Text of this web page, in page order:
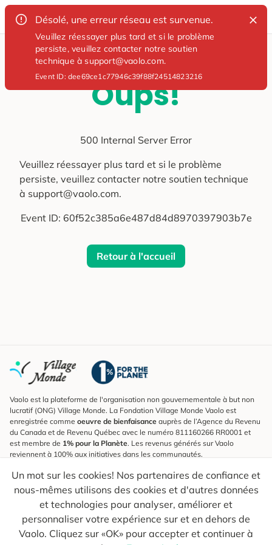
Désolé, une erreur réseau est survenue.
Veuillez réessayer plus tard et si le problème
persiste, veuillez contacter notre soutien
technique à support@vaolo.com.
Event ID:dee69ce1c77946c39f88f24514823216
Oups!
500 Internal Server Error
Veuillez réessayer plus tard et si le problème
persiste, veuillez contacter notre soutien technique
à support@vaolo.com.
Event ID: 60f52c385a6e487d84d8970397903b7e
Retour à l'accueil
Un mot sur les cookies! Nos partenaires de confiance et
nous-mêmes utilisons des cookies et d'autres données
et technologies pour analyser, améliorer et
personnaliser votre expérience sur et en dehors de
Vaolo. Cliquez sur «OK» pour accepter et continuer à
Vaolo est la plateforme de l'organisation non gouvernementale à but non
lucratif (ONG) Village Monde. La Fondation Village Monde Vaolo est
enregistrée comme oeuvre de bienfaisance auprès de l’Agence du Revenu
du Canada et de Revenu Québec avec le numéro 811160266 RR0001 et
est membre de 1% pour la Planète. Les revenus générés sur Vaolo
reviennent à 100% aux initiatives dans les communautés.
S'inscrire à l'infolettre
Pour connaître les nouveautés, suivre nos explorateurs et recevoir des
astuces pour des voyages plus conscients.
Ton courriel Envoyer